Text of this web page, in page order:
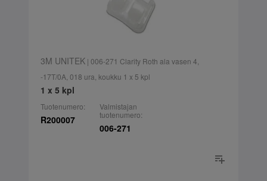
3M UNITEK| 006-271 Clarity Roth ala vasen 4,
-17T/0A, 018 ura, koukku 1 x 5 kpl
1 x 5 kpl
Tuotenumero:
R200007
Valmistajan
tuotenumero:
006-271